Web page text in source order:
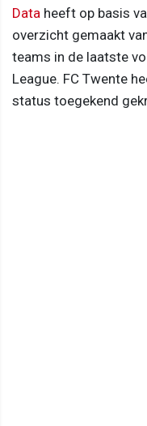
Data heeft op basis
overzicht gemaakt
teams in de laatste
League. FC Twente
status toegekend